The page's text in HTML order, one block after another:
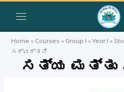
Home » Courses » Group I »Year I »
ಸದ್ವರ್ತನೆ
ಸತ್ಯ